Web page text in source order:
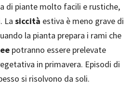
di piante molto facili e rustiche,
La siccità estiva è meno grave di
la pianta prepara i rami che
potranno essere prelevate
in primavera. Episodi di
si risolvono da soli.